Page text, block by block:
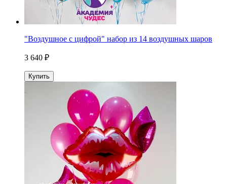
"Воздушное с цифрой" набор из 14 воздушных шаров
3 640 ₽
Купить